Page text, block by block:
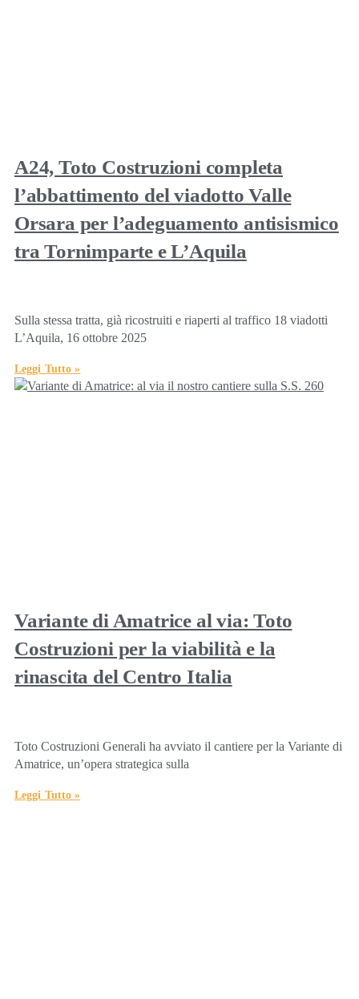
A24, Toto Costruzioni completa
l’abbattimento del viadotto Valle
Orsara per l’adeguamento antisismico
tra Tornimparte e L’Aquila
Sulla stessa tratta, già ricostruiti e riaperti al traffico 18 viadotti
L’Aquila, 16 ottobre 2025
Leggi Tutto »
Variante di Amatrice al via: Toto
Costruzioni per la viabilità e la
rinascita del Centro Italia
Toto Costruzioni Generali ha avviato il cantiere per la Variante di
Amatrice, un’opera strategica sulla
Leggi Tutto »